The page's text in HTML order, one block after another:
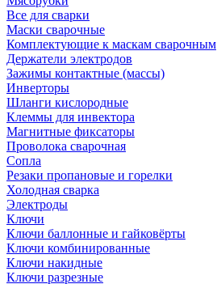
Все для сварки
Маски сварочные
Комплектующие к маскам сварочным
Держатели электродов
Зажимы контактные (массы)
Инверторы
Шланги кислородные
Клеммы для инвектора
Магнитные фиксаторы
Проволока сварочная
Сопла
Резаки пропановые и горелки
Холодная сварка
Электроды
Ключи
Ключи баллонные и гайковёрты
Ключи комбинированные
Ключи накидные
Ключи разрезные